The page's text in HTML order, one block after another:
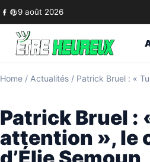
Skip to content
9 août 2026
Home / Actualités / Patrick Bruel : «
Patrick Bruel :
attention », le